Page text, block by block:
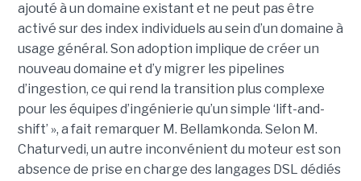
ajouté à un domaine existant et ne peut pas être
activé sur des index individuels au sein d’un domaine à
usage général. Son adoption implique de créer un
nouveau domaine et d’y migrer les pipelines
d’ingestion, ce qui rend la transition plus complexe
pour les équipes d’ingénierie qu’un simple ‘lift-and-
shift’ », a fait remarquer M. Bellamkonda. Selon M.
Chaturvedi, un autre inconvénient du moteur est son
absence de prise en charge des langages DSL dédiés